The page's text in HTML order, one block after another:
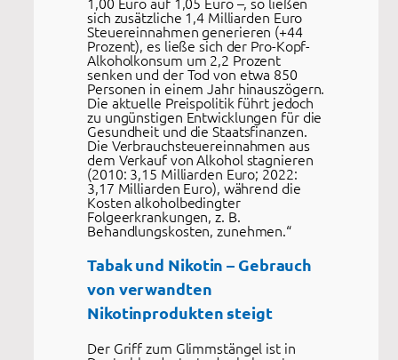
sich zusätzliche 1,4 Milliarden Euro
Steuereinnahmen generieren (+44
Prozent), es ließe sich der Pro-Kopf-
Alkoholkonsum um 2,2 Prozent
senken und der Tod von etwa 850
Personen in einem Jahr hinauszögern.
Die aktuelle Preispolitik führt jedoch
zu ungünstigen Entwicklungen für die
Gesundheit und die Staatsfinanzen.
Die Verbrauchsteuereinnahmen aus
dem Verkauf von Alkohol stagnieren
(2010: 3,15 Milliarden Euro; 2022:
3,17 Milliarden Euro), während die
Kosten alkoholbedingter
Folgeerkrankungen, z. B.
Behandlungskosten, zunehmen.“
Tabak und Nikotin – Gebrauch
von verwandten
Nikotinprodukten steigt
Der Griff zum Glimmstängel ist in